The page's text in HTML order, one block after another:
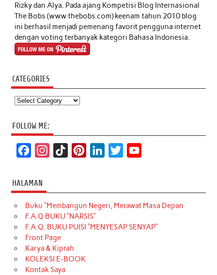
Rizky dan Alya. Pada ajang Kompetisi Blog Internasional
The Bobs (www.thebobs.com) keenam tahun 2010 blog
ini berhasil menjadi pemenang favorit pengguna internet
dengan voting terbanyak kategori Bahasa Indonesia.
CATEGORIES
Categories
FOLLOW ME:
c
e
b
o
o
k
t
a
g
r
a
m
T
o
k
t
e
r
k
e
d
t
t
e
T
u
b
HALAMAN
Buku “Membangun Negeri, Merawat Masa Depan
F.A.Q BUKU “NARSIS”
F.A.Q. BUKU PUISI “MENYESAP SENYAP”
Front Page
Karya & Kiprah
KOLEKSI E-BOOK
Kontak Saya